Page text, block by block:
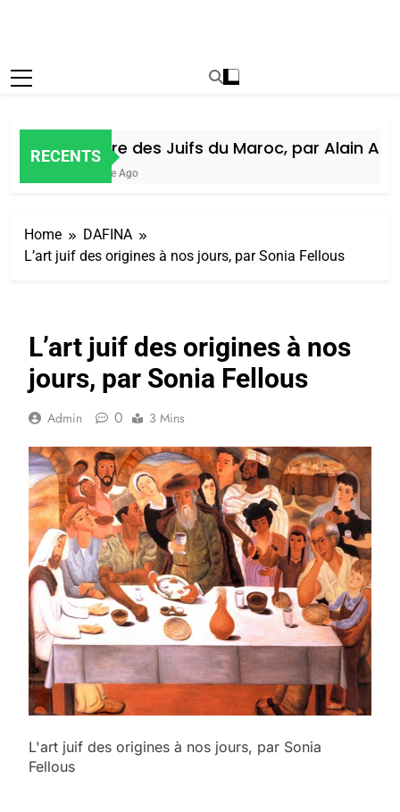
RECENTS
Histoire des Juifs du Maroc, par Alain Amiel
1 Semaine Ago
Home
DAFINA
L’art juif des origines à nos jours, par Sonia Fellous
L’art juif des origines à nos
jours, par Sonia Fellous
Admin 0 3 Mins
L'art juif des origines à nos jours, par Sonia
Fellous